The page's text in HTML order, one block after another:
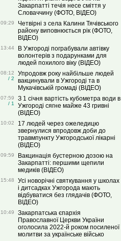
Закарпатті течія несе сміття у
Словаччину (ФОТО, ВІДЕО)
09:29
Четвірні з села Калини Тячівського
району виповнюється рік (ФОТО,
ВІДЕО)
13:44
В Ужгороді пограбували автівку
волонтерів з подарунками для
людей похилого віку (ВІДЕО)
08:12
/ 2
Упродовж року найбільше людей
вакцинували в Ужгороді та в
Мукачівській громаді (ВІДЕО)
07:59
/ 1
З 1 січня вартість кубометра води в
Ужгороді сягне майже 43 гривні
(ВІДЕО)
10:02
17 людей через ожеледицю
звернулися впродовж доби до
травмпункту Ужгородської лікарні
(ВІДЕО)
09:59
Вакцинація бустерною дозою на
Закарпатті: першими щепили
медиків (ВІДЕО)
15:48
Усі новорічні святкування у школах
і дитсадках Ужгорода мають
відбуватися без глядачів (ФОТО,
ВІДЕО)
10:49
Закарпатська єпархія
Православної Церкви України
оголосила 2022-й роком посиленої
молитви за українське військо